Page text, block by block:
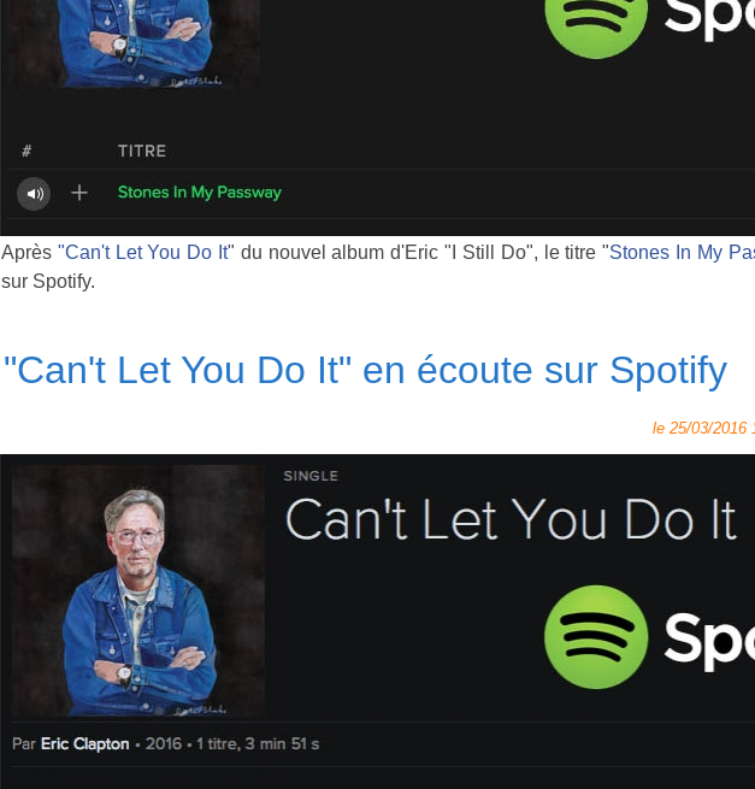
Après "Can't Let You Do It" du nouvel album d'Eric "I Still Do", le titre "Stones In My
sur Spotify.
"Can't Let You Do It" en écoute sur Spotify
le 25/03/2016